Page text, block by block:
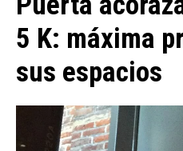
5 K: máxima
sus espacios